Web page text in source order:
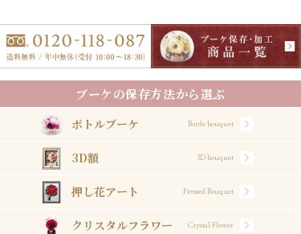
ブーケの保存方法から選ぶ
ボトルブーケ Bottle bouquet
3D額 3D bouquet
押し花アート Pressed Bouquet
クリスタルフラワー Crystal Flower